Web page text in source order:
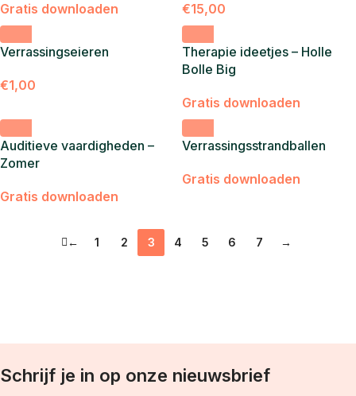
Gratis downloaden €15,00
Verrassingseieren
€1,00
Therapie ideetjes – Holle
Bolle Big
Gratis downloaden
Auditieve vaardigheden –
Zomer
Gratis downloaden
Verrassingsstrandballen
Gratis downloaden
← 1 2 3 4 5 6 7 →
Schrijf je in op onze nieuwsbrief